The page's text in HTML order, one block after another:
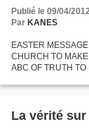
Publié le 09/04/
Par KANES
EASTER
CHURCH TO
ABC OF TRUTH
JESUS BY A HAIR
La vérité